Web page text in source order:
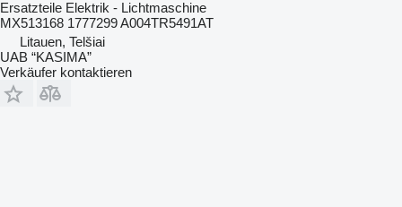
Ersatzteile Elektrik - Lichtmaschine
MX513168 1777299 A004TR5491AT
Litauen, Telšiai
UAB “KASIMA”
Verkäufer kontaktieren